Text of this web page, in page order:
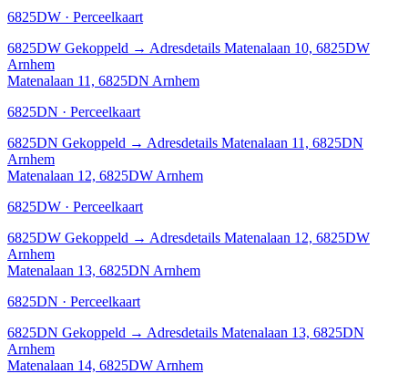
6825DW · Perceelkaart
6825DW Gekoppeld → Adresdetails Matenalaan 10, 6825DW
Arnhem
Matenalaan 11, 6825DN Arnhem
6825DN · Perceelkaart
6825DN Gekoppeld → Adresdetails Matenalaan 11, 6825DN
Arnhem
Matenalaan 12, 6825DW Arnhem
6825DW · Perceelkaart
6825DW Gekoppeld → Adresdetails Matenalaan 12, 6825DW
Arnhem
Matenalaan 13, 6825DN Arnhem
6825DN · Perceelkaart
6825DN Gekoppeld → Adresdetails Matenalaan 13, 6825DN
Arnhem
Matenalaan 14, 6825DW Arnhem